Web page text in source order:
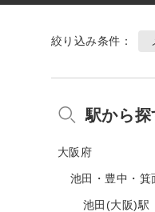
絞り込み条件：
駅から探
大阪府
池田・豊中・箕
池田(大阪)駅